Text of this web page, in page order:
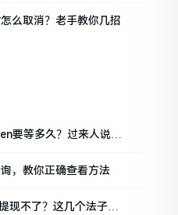
么取消？老手教你几招
要等多久？过来人说说
，教你正确查看方法
现不了？这几个法子能